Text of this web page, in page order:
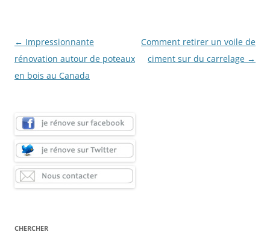
Navigation
des
articles
← Impressionnante
rénovation autour de poteaux
en bois au Canada
Comment retirer un voile de
ciment sur du carrelage →
CHERCHER